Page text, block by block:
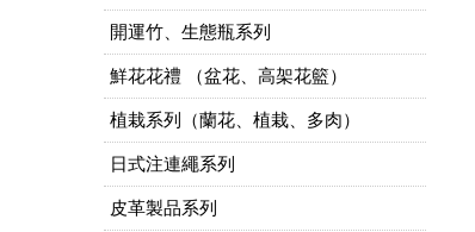
開運竹、生態瓶系列
鮮花花禮 （盆花、高架花籃）
植栽系列（蘭花、植栽、多肉）
日式注連繩系列
皮革製品系列